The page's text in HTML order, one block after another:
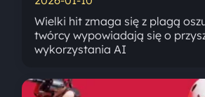
Wielki hit zmaga się z plagą
twórcy wypowiadają się o
wykorzystania AI